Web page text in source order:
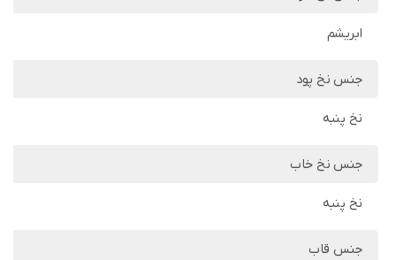
ابریشم
جنس نخ پود
نخ پنبه
جنس نخ خاب
نخ پنبه
جنس قاب